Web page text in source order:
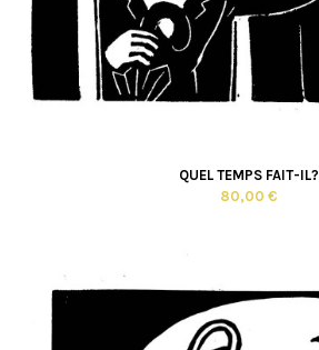
QUEL TEMPS FAIT-IL?
80,00 €